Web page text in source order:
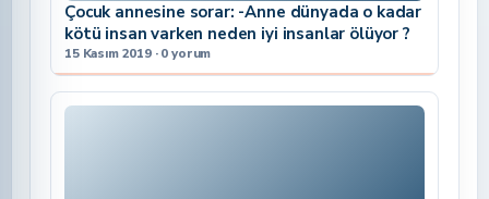
Çocuk annesine sorar: -Anne dünyada o kadar
kötü insan varken neden iyi insanlar ölüyor ?
15 Kasım 2019 · 0 yorum